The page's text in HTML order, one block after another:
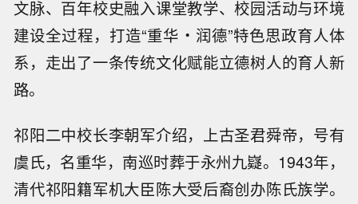
文脉、百年校史融入课堂教学、校园活动与环境
建设全过程，打造“重华・润德”特色思政育人体
系，走出了一条传统文化赋能立德树人的育人新
路。
祁阳二中校长李朝军介绍，上古圣君舜帝，号有
虞氏，名重华，南巡时葬于永州九嶷。1943年，
清代祁阳籍军机大臣陈大受后裔创办陈氏族学。